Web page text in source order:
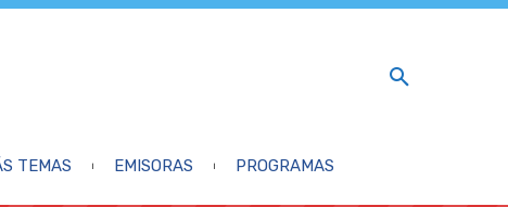
TEMAS EMISORAS PROGRAMAS